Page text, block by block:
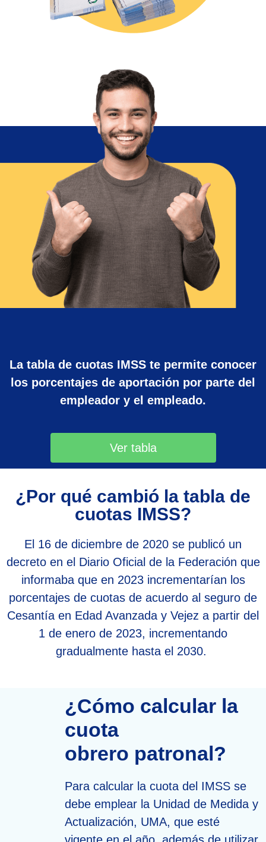
La tabla de cuotas IMSS te permite conocer
los porcentajes de aportación por parte del
empleador y el empleado.
Ver tabla
¿Por qué cambió la tabla de
cuotas IMSS?
El 16 de diciembre de 2020 se publicó un
decreto en el Diario Oficial de la Federación que
informaba que en 2023 incrementarían los
porcentajes de cuotas de acuerdo al seguro de
Cesantía en Edad Avanzada y Vejez a partir del
1 de enero de 2023, incrementando
gradualmente hasta el 2030.
¿Cómo calcular la
cuota
obrero patronal?
Para calcular la cuota del IMSS se
debe emplear la Unidad de Medida y
Actualización, UMA, que esté